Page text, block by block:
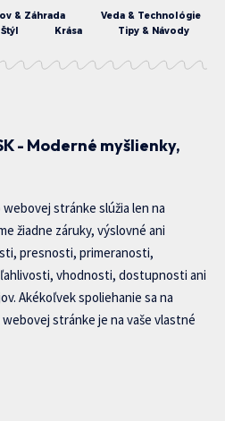
& Záhrada
Veda & Technológie
Krása Tipy & Návody
- Moderné myšlienky,
stránke slúžia len na
žiadne záruky, výslovné ani
presnosti, primeranosti,
vhodnosti, dostupnosti ani
Akékoľvek spoliehanie sa na
stránke je na vaše vlastné